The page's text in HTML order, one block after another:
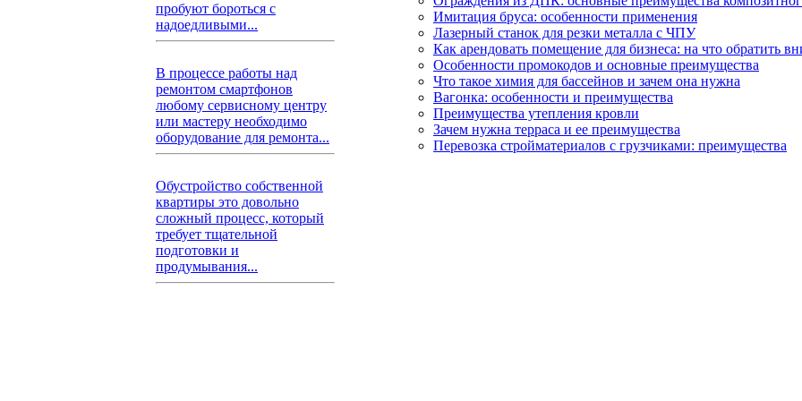
пробуют бороться с
надоедливыми...
В процессе работы над
ремонтом смартфонов
любому сервисному центру
или мастеру необходимо
оборудование для ремонта...
Обустройство собственной
квартиры это довольно
сложный процесс, который
требует тщательной
подготовки и
продумывания...
Имитация бруса: особенности применения
Лазерный станок для резки металла с ЧПУ
Как арендовать помещение для бизнеса: на что обратить
Особенности промокодов и основные преимущества
Что такое химия для бассейнов и зачем она нужна
Вагонка: особенности и преимущества
Преимущества утепления кровли
Зачем нужна терраса и ее преимущества
Перевозка стройматериалов с грузчиками: преимущества